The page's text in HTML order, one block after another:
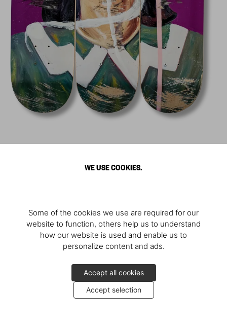
WE USE COOKIES.
Some of the cookies we use are required for our
website to function, others help us to understand
how our website is used and enable us to
personalize content and ads.
Accept all cookies
Accept selection